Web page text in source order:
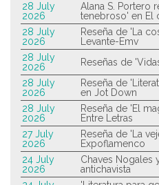
28 July
2026
Alana S. Portero
tenebroso' en El
28 July
2026
Reseña de 'La
Levante-Emv
28 July
2026
Reseñas de
28 July
2026
Reseña de
en Jot Down
28 July
2026
Reseña de 'El
Entre Letras
27 July
2026
Reseña de 'La
Expoflamenco
24 July
2026
Chaves Nogales
antichavista